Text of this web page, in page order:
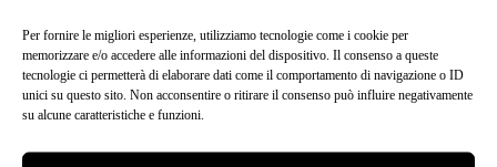
Per fornire le migliori esperienze, utilizziamo tecnologie come i cookie per
memorizzare e/o accedere alle informazioni del dispositivo. Il consenso a queste
tecnologie ci permetterà di elaborare dati come il comportamento di navigazione o ID
unici su questo sito. Non acconsentire o ritirare il consenso può influire negativamente
su alcune caratteristiche e funzioni.
28 Ott 2015